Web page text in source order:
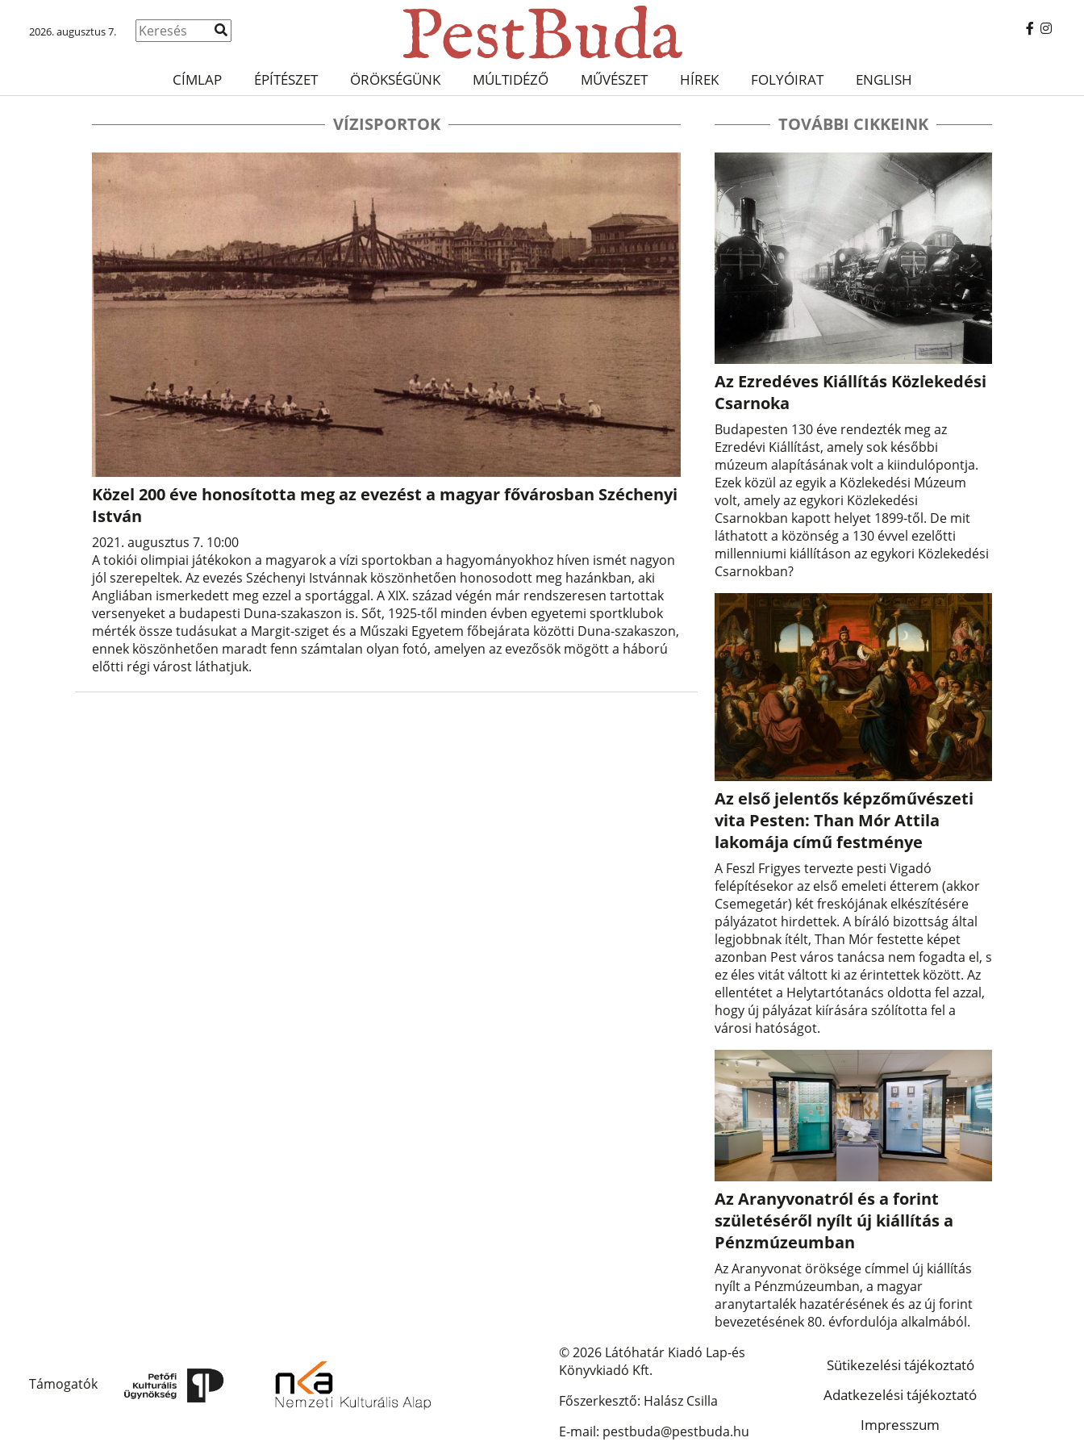
2026. augusztus 7.
CÍMLAP ÉPÍTÉSZET ÖRÖKSÉGÜNK MÚLTIDÉZŐ MŰVÉSZET HÍREK FOLYÓIRAT ENGLISH
VÍZISPORTOK
Közel 200 éve honosította meg az evezést a magyar fővárosban Széchenyi
István
2021. augusztus 7. 10:00
A tokiói olimpiai játékokon a magyarok a vízi sportokban a hagyományokhoz híven ismét nagyon
jól szerepeltek. Az evezés Széchenyi Istvánnak köszönhetően honosodott meg hazánkban, aki
Angliában ismerkedett meg ezzel a sportággal. A XIX. század végén már rendszeresen tartottak
versenyeket a budapesti Duna-szakaszon is. Sőt, 1925-től minden évben egyetemi sportklubok
mérték össze tudásukat a Margit-sziget és a Műszaki Egyetem főbejárata közötti Duna-szakaszon,
ennek köszönhetően maradt fenn számtalan olyan fotó, amelyen az evezősök mögött a háború
előtti régi várost láthatjuk.
TOVÁBBI CIKKEINK
Az Ezredéves Kiállítás Közlekedési
Csarnoka
Budapesten 130 éve rendezték meg az
Ezredévi Kiállítást, amely sok későbbi
múzeum alapításának volt a kiindulópontja.
Ezek közül az egyik a Közlekedési Múzeum
volt, amely az egykori Közlekedési
Csarnokban kapott helyet 1899-től. De mit
láthatott a közönség a 130 évvel ezelőtti
millenniumi kiállításon az egykori Közlekedési
Csarnokban?
Az első jelentős képzőművészeti
vita Pesten: Than Mór Attila
lakomája című festménye
A Feszl Frigyes tervezte pesti Vigadó
felépítésekor az első emeleti étterem (akkor
Csemegetár) két freskójának elkészítésére
pályázatot hirdettek. A bíráló bizottság által
legjobbnak ítélt, Than Mór festette képet
azonban Pest város tanácsa nem fogadta el, s
ez éles vitát váltott ki az érintettek között. Az
ellentétet a Helytartótanács oldotta fel azzal,
hogy új pályázat kiírására szólította fel a
városi hatóságot.
Az Aranyvonatról és a forint
születéséről nyílt új kiállítás a
Pénzmúzeumban
Az Aranyvonat öröksége címmel új kiállítás
nyílt a Pénzmúzeumban, a magyar
aranytartalék hazatérésének és az új forint
bevezetésének 80. évfordulója alkalmából.
Támogatók
© 2026 Látóhatár Kiadó Lap-és
Könyvkiadó Kft.
Főszerkesztő: Halász Csilla
E-mail: pestbuda@pestbuda.hu
Sütikezelési tájékoztató
Adatkezelési tájékoztató
Impresszum